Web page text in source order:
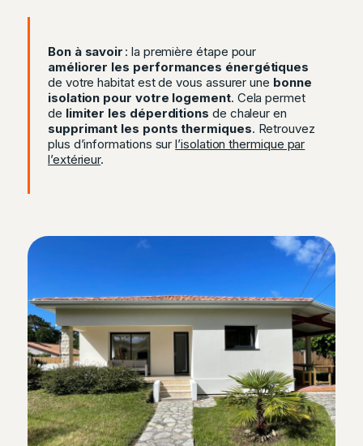
Bon à savoir : la première étape pour
améliorer les performances énergétiques
de votre habitat est de vous assurer une bonne
isolation pour votre logement. Cela permet
de limiter les déperditions de chaleur en
supprimant les ponts thermiques. Retrouvez
plus d’informations surl’isolation thermique par
l’extérieur.